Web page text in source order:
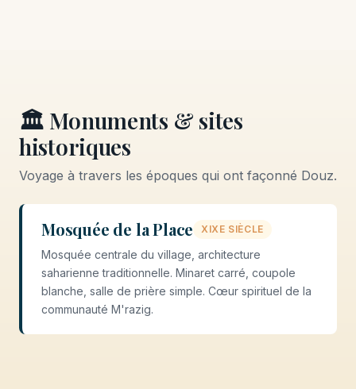
🏛️ Monuments & sites
historiques
Voyage à travers les époques qui ont façonné Douz.
Mosquée de la Place XIXE SIÈCLE
Mosquée centrale du village, architecture
saharienne traditionnelle. Minaret carré, coupole
blanche, salle de prière simple. Cœur spirituel de la
communauté M'razig.